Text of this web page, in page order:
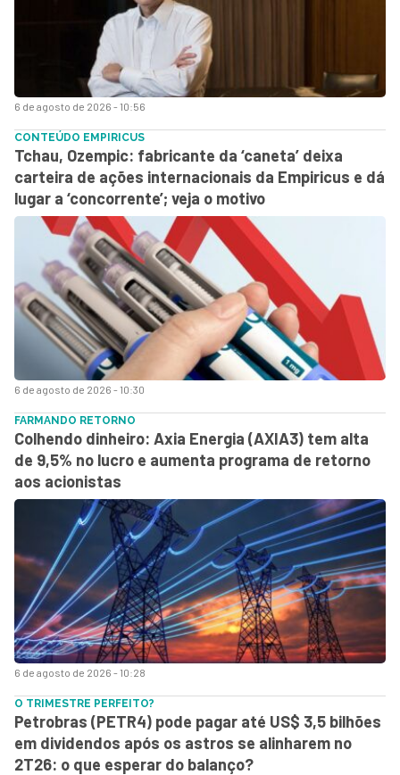
6 de agosto de 2026 - 10:56
6 de agosto de 2026 - 10:30
CONTEÚDO EMPIRICUS
Tchau, Ozempic: fabricante da ‘caneta’ deixa
carteira de ações internacionais da Empiricus e dá
lugar a ‘concorrente’; veja o motivo
6 de agosto de 2026 - 10:28
FARMANDO RETORNO
Colhendo dinheiro: Axia Energia (AXIA3) tem alta
de 9,5% no lucro e aumenta programa de retorno
aos acionistas
O TRIMESTRE PERFEITO?
Petrobras (PETR4) pode pagar até US$ 3,5 bilhões
em dividendos após os astros se alinharem no
2T26: o que esperar do balanço?